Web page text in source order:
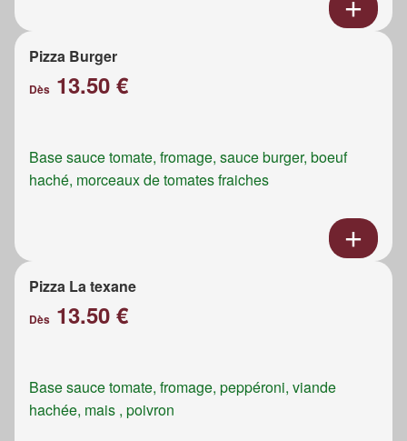
Pizza Burger
Dès 13.50 €
Base sauce tomate, fromage, sauce burger, boeuf
haché, morceaux de tomates fraiches
Pizza La texane
Dès 13.50 €
Base sauce tomate, fromage, peppéroni, viande
hachée, mais , poivron